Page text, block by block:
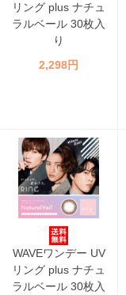
リング plus ナチュ
ラルベール 30枚入
り
2,298円
WAVEワンデー UV
リング plus ナチュ
ラルベール 30枚入